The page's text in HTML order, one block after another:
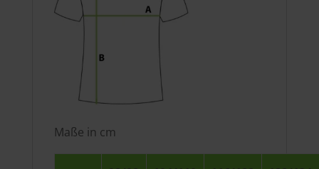
Maße in cm